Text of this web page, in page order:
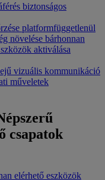
biztonságos
platformfüggetlenül
növelése bárhonnan
aktiválása
vizuális kommunikáció
műveletek
csapatok
elérhető eszközök